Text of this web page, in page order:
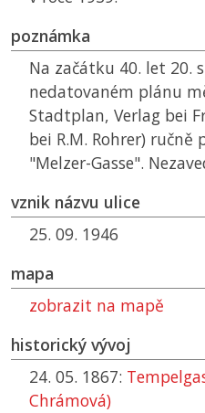
poznámka
Na začátku 40. let 20.
nedatovaném plánu
Stadtplan, Verlag bei
bei R.M. Rohrer)
"Melzer-Gasse".
vznik názvu ulice
25. 09. 1946
mapa
zobrazit na mapě
historický vývoj
24. 05. 1867:
Chrámová)